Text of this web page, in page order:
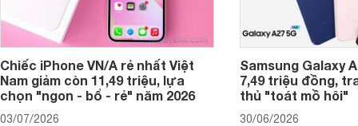
Chiếc iPhone VN/A rẻ nhất Việt
Nam giảm còn 11,49 triệu, lựa
chọn "ngon - bổ - rẻ" năm 2026
03/07/2026
Samsung Galaxy
7,49 triệu đồng,
thủ "toát mồ hôi"
30/06/2026